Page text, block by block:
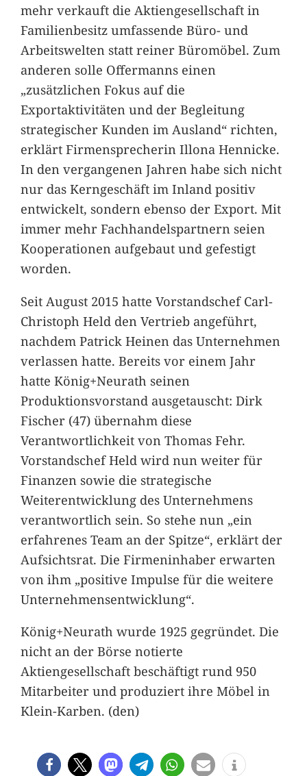
mehr verkauft die Aktiengesellschaft in
Familienbesitz umfassende Büro- und
Arbeitswelten statt reiner Büromöbel. Zum
anderen solle Offermanns einen
„zusätzlichen Fokus auf die
Exportaktivitäten und der Begleitung
strategischer Kunden im Ausland“ richten,
erklärt Firmensprecherin Illona Hennicke.
In den vergangenen Jahren habe sich nicht
nur das Kerngeschäft im Inland positiv
entwickelt, sondern ebenso der Export. Mit
immer mehr Fachhandelspartnern seien
Kooperationen aufgebaut und gefestigt
worden.
Seit August 2015 hatte Vorstandschef Carl-
Christoph Held den Vertrieb angeführt,
nachdem Patrick Heinen das Unternehmen
verlassen hatte. Bereits vor einem Jahr
hatte König+Neurath seinen
Produktionsvorstand ausgetauscht: Dirk
Fischer (47) übernahm diese
Verantwortlichkeit von Thomas Fehr.
Vorstandschef Held wird nun weiter für
Finanzen sowie die strategische
Weiterentwicklung des Unternehmens
verantwortlich sein. So stehe nun „ein
erfahrenes Team an der Spitze“, erklärt der
Aufsichtsrat. Die Firmeninhaber erwarten
von ihm „positive Impulse für die weitere
Unternehmensentwicklung“.
König+Neurath wurde 1925 gegründet. Die
nicht an der Börse notierte
Aktiengesellschaft beschäftigt rund 950
Mitarbeiter und produziert ihre Möbel in
Klein-Karben. (den)